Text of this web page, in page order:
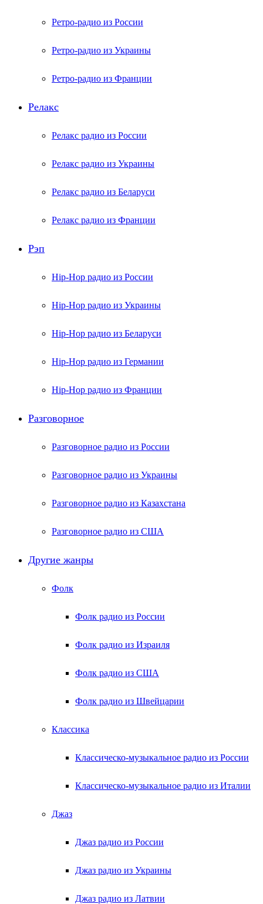
Ретро-радио из России
Ретро-радио из Украины
Ретро-радио из Франции
Релакс
Релакс радио из России
Релакс радио из Украины
Релакс радио из Беларуси
Релакс радио из Франции
Рэп
Hip-Hop радио из России
Hip-Hop радио из Украины
Hip-Hop радио из Беларуси
Hip-Hop радио из Германии
Hip-Hop радио из Франции
Разговорное
Разговорное радио из России
Разговорное радио из Украины
Разговорное радио из Казахстана
Разговорное радио из США
Другие жанры
Фолк
Фолк радио из России
Фолк радио из Израиля
Фолк радио из США
Фолк радио из Швейцарии
Классика
Классическо-музыкальное радио из России
Классическо-музыкальное радио из Италии
Джаз
Джаз радио из России
Джаз радио из Украины
Джаз радио из Латвии